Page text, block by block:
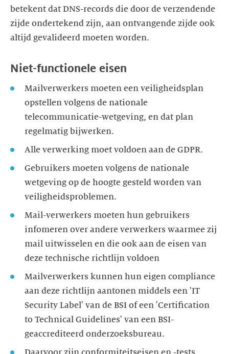
betekent dat DNS-records die door de verzendende
zijde ondertekend zijn, aan ontvangende zijde ook
altijd gevalideerd moeten worden.
Niet-functionele eisen
Mailverwerkers moeten een veiligheidsplan
opstellen volgens de nationale
telecommunicatie-wetgeving, en dat plan
regelmatig bijwerken.
Alle verwerking moet voldoen aan de GDPR.
Gebruikers moeten volgens de nationale
wetgeving op de hoogte gesteld worden van
veiligheidsproblemen.
Mail-verwerkers moeten hun gebruikers
infomeren over andere verwerkers waarmee zij
mail uitwisselen en die ook aan de eisen van
deze technische richtlijn voldoen
Mailverwerkers kunnen hun eigen compliance
aan deze richtlijn aantonen middels een 'IT
Security Label' van de BSI of een 'Certification
to Technical Guidelines' van een BSI-
geaccrediteerd onderzoeksbureau.